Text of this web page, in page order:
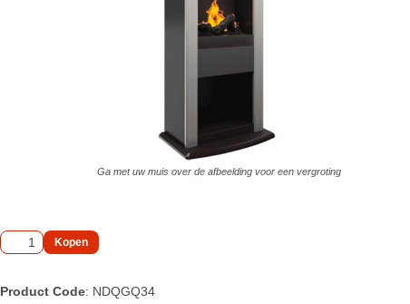
Ga met uw muis over de afbeelding voor een vergroting
Product Code: NDQGQ34